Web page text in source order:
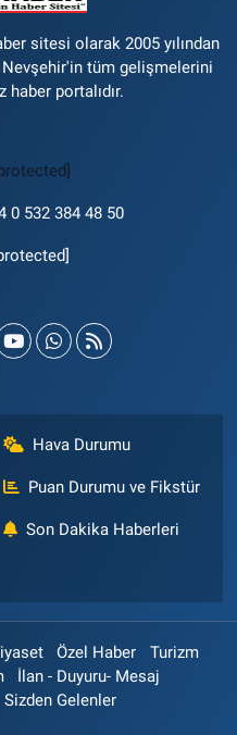
sitesi olarak 2005 yılından
Nevşehir'in tüm gelişmelerini
portalıdır.
0 532 384 48 50
Hava Durumu
Puan Durumu ve Fikstür
Son Dakika Haberleri
Özel Haber
Turizm
İlan - Duyuru- Mesaj
Sizden Gelenler